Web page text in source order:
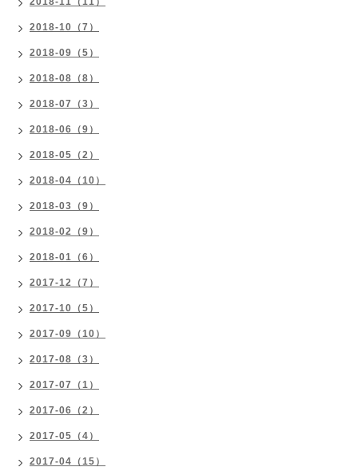
2018-10（7）
2018-09（5）
2018-08（8）
2018-07（3）
2018-06（9）
2018-05（2）
2018-04（10）
2018-03（9）
2018-02（9）
2018-01（6）
2017-12（7）
2017-10（5）
2017-09（10）
2017-08（3）
2017-07（1）
2017-06（2）
2017-05（4）
2017-04（15）